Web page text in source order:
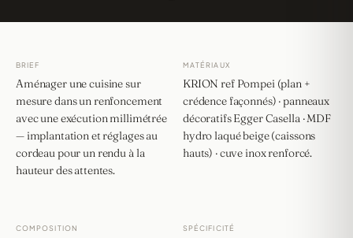
BRIEF
Aménager une cuisine sur
mesure dans un renfoncement
avec une exécution millimétrée
— implantation et réglages au
cordeau pour un rendu à la
hauteur des attentes.
MATÉRIAUX
KRION ref Pompei (plan +
crédence façonnés) · panneaux
décoratifs Egger Casella · MDF
hydro laqué beige (caissons
hauts) · cuve inox renforcé.
COMPOSITION SPÉCIFICITÉ